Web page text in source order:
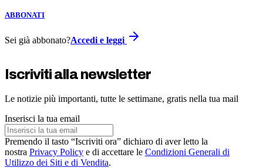
ABBONATI
Sei già abbonato?Accedi e leggi
Iscriviti alla newsletter
Le notizie più importanti, tutte le settimane, gratis nella tua mail
Inserisci la tua email
Premendo il tasto “Iscriviti ora” dichiaro di aver letto la
nostra Privacy Policy e di accettare le Condizioni Generali di
Utilizzo dei Siti e di Vendita.